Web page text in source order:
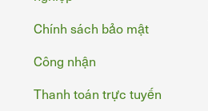
Chính sách bảo mật
Công nhận
Thanh toán trực tuyến